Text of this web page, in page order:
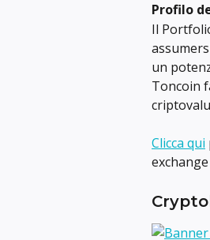
Profilo
Il
un
Toncoin
Clicca qui